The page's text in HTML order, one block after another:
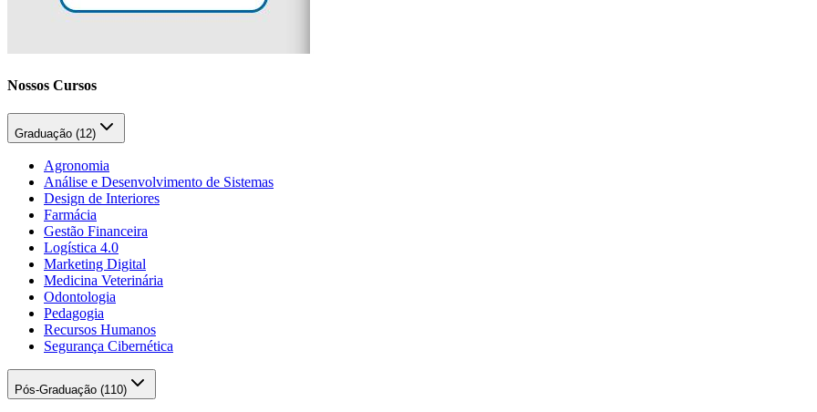
Nossos Cursos
Graduação (12)
Agronomia
Análise e Desenvolvimento de Sistemas
Design de Interiores
Farmácia
Gestão Financeira
Logística 4.0
Marketing Digital
Medicina Veterinária
Odontologia
Pedagogia
Recursos Humanos
Segurança Cibernética
Pós-Graduação (110)